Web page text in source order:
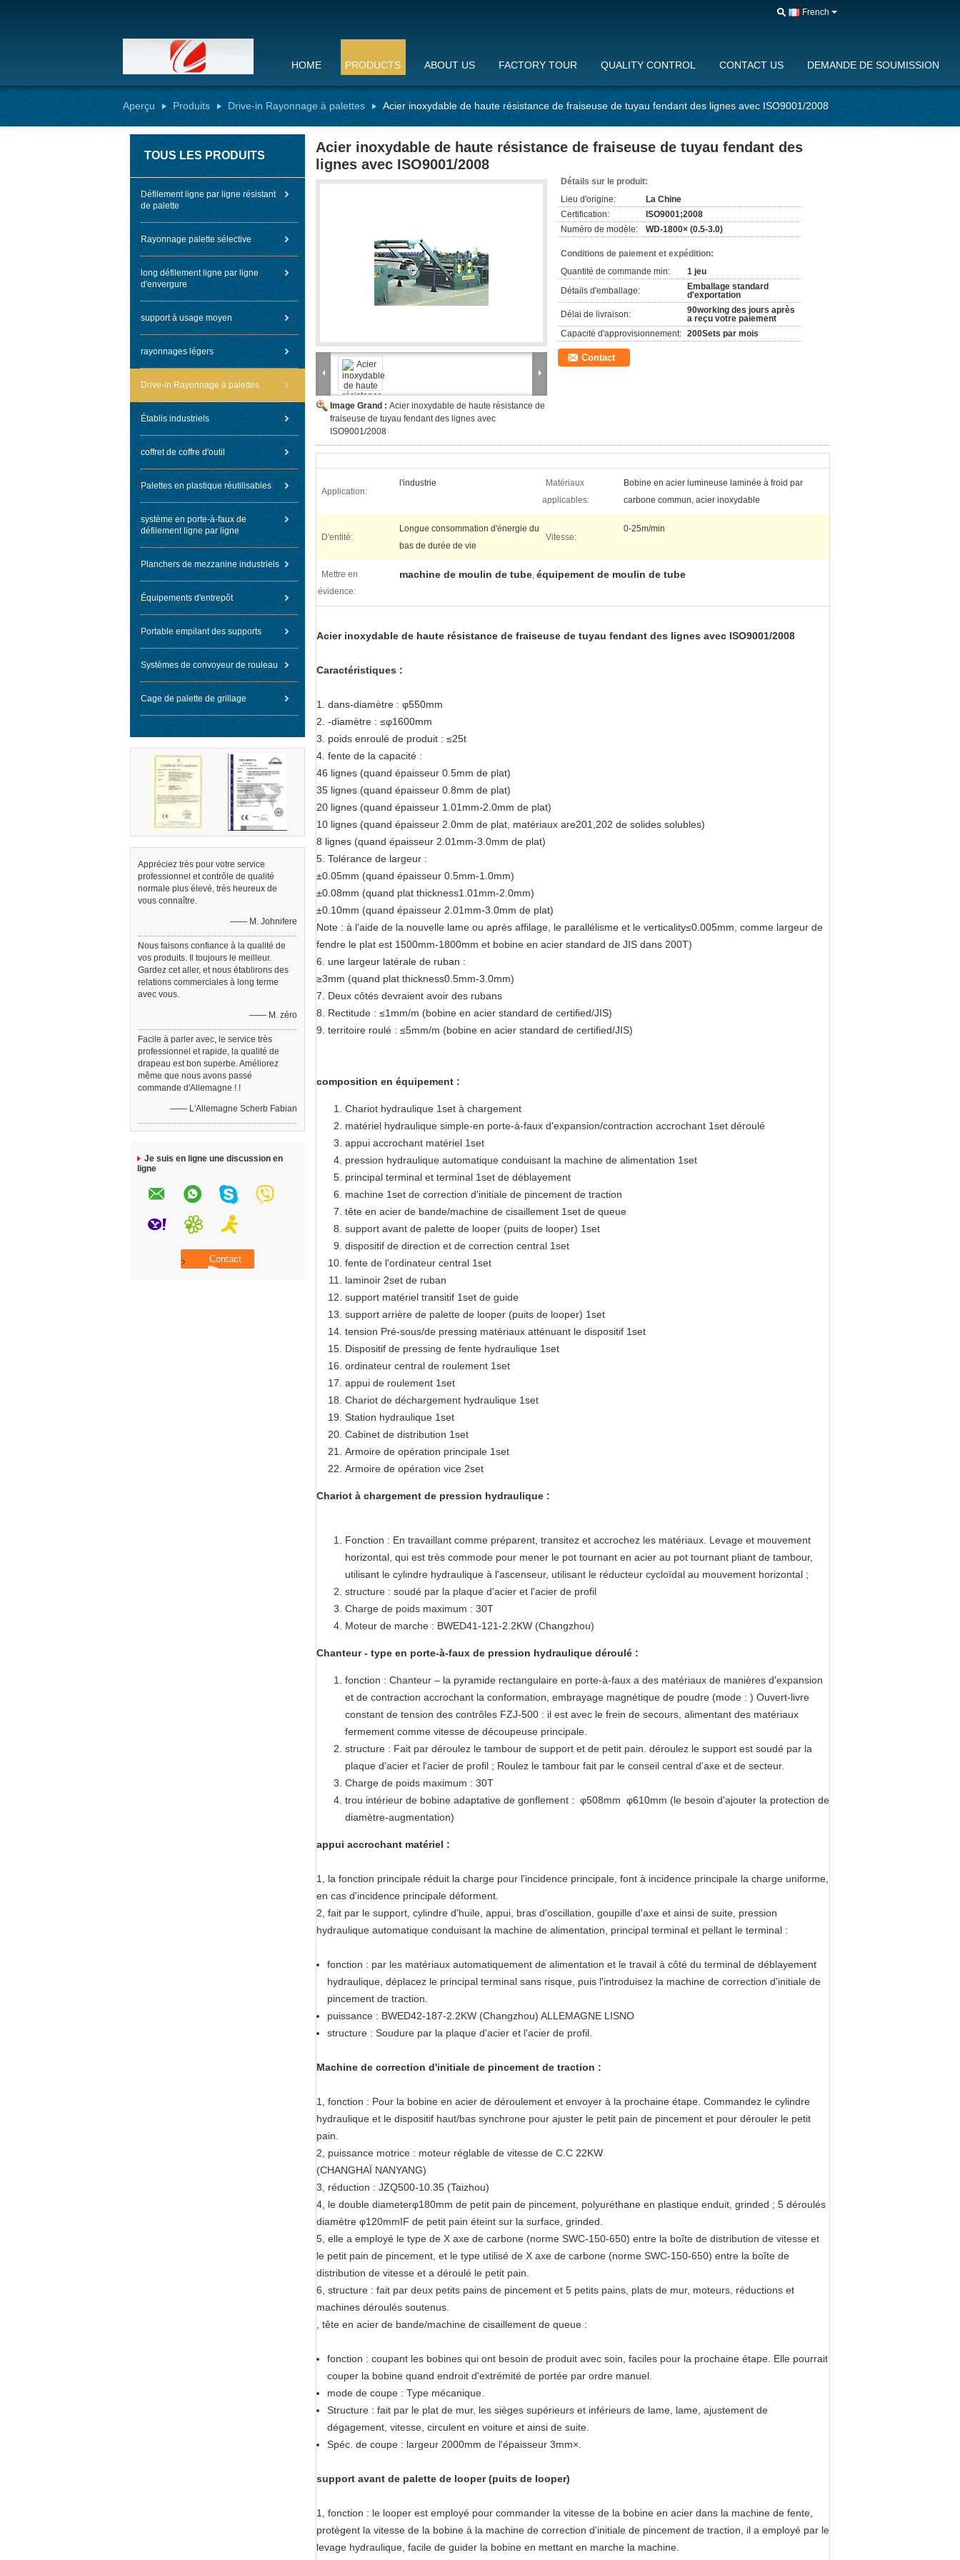
French
HOME PRODUCTS ABOUT US FACTORY TOUR QUALITY CONTROL CONTACT US DEMANDE DE SOUMISSION
Aperçu Produits Drive-in Rayonnage à palettes Acier inoxydable de haute résistance de fraiseuse de tuyau fendant des lignes avec ISO9001/2008
TOUS LES PRODUITS
Défilement ligne par ligne résistant
de palette
Rayonnage palette sélective
long défilement ligne par ligne
d'envergure
support à usage moyen
rayonnages légers
Drive-in Rayonnage à palettes
Établis industriels
coffret de coffre d'outil
Palettes en plastique réutilisables
système en porte-à-faux de
défilement ligne par ligne
Planchers de mezzanine industriels
Équipements d'entrepôt
Portable empilant des supports
Systèmes de convoyeur de rouleau
Cage de palette de grillage
Appréciez très pour votre service
professionnel et contrôle de qualité
normale plus élevé, très heureux de
vous connaître.
—— M. Johnifere
Nous faisons confiance à la qualité de
vos produits. Il toujours le meilleur.
Gardez cet aller, et nous établirons des
relations commerciales à long terme
avec vous.
—— M. zéro
Facile à parler avec, le service très
professionnel et rapide, la qualité de
drapeau est bon superbe. Améliorez
même que nous avons passé
commande d'Allemagne ! !
—— L'Allemagne Scherb Fabian
Je suis en ligne une discussion en
ligne
Acier inoxydable de haute résistance de fraiseuse de tuyau fendant des
lignes avec ISO9001/2008
Image Grand : Acier inoxydable de haute résistance de
fraiseuse de tuyau fendant des lignes avec
ISO9001/2008
Détails sur le produit:
Lieu d'origine:
La Chine
Certification:
ISO9001;2008
Numéro de modèle:
WD-1800× (0.5-3.0)
Conditions de paiement et expédition:
Quantité de commande min:
1 jeu
Détails d'emballage:
Emballage standard
d'exportation
Délai de livraison:
90working des jours après
a reçu votre paiement
Capacité d'approvisionnement: 200Sets par mois
Contact
Application:
l'industrie
Matériaux
applicables:
Bobine en acier lumineuse laminée à froid par
carbone commun, acier inoxydable
D'entité:
Longue consommation d'énergie du
bas de durée de vie
Vitesse:
0-25m/min
Mettre en
évidence:
machine de moulin de tube, équipement de moulin de tube
Acier inoxydable de haute résistance de fraiseuse de tuyau fendant des lignes avec ISO9001/2008
Caractéristiques :
1. dans-diamètre : φ550mm
2. -diamètre : ≤φ1600mm
3. poids enroulé de produit : ≤25t
4. fente de la capacité :
46 lignes (quand épaisseur 0.5mm de plat)
35 lignes (quand épaisseur 0.8mm de plat)
20 lignes (quand épaisseur 1.01mm-2.0mm de plat)
10 lignes (quand épaisseur 2.0mm de plat, matériaux are201,202 de solides solubles)
8 lignes (quand épaisseur 2.01mm-3.0mm de plat)
5. Tolérance de largeur :
±0.05mm (quand épaisseur 0.5mm-1.0mm)
±0.08mm (quand plat thickness1.01mm-2.0mm)
±0.10mm (quand épaisseur 2.01mm-3.0mm de plat)
Note : à l'aide de la nouvelle lame ou après affilage, le parallélisme et le verticality≤0.005mm, comme largeur de
fendre le plat est 1500mm-1800mm et bobine en acier standard de JIS dans 200T)
6. une largeur latérale de ruban :
≥3mm (quand plat thickness0.5mm-3.0mm)
7. Deux côtés devraient avoir des rubans
8. Rectitude : ≤1mm/m (bobine en acier standard de certified/JIS)
9. territoire roulé : ≤5mm/m (bobine en acier standard de certified/JIS)
composition en équipement :
Chariot hydraulique 1set à chargement
matériel hydraulique simple-en porte-à-faux d'expansion/contraction accrochant 1set déroulé
appui accrochant matériel 1set
pression hydraulique automatique conduisant la machine de alimentation 1set
principal terminal et terminal 1set de déblayement
machine 1set de correction d'initiale de pincement de traction
tête en acier de bande/machine de cisaillement 1set de queue
support avant de palette de looper (puits de looper) 1set
dispositif de direction et de correction central 1set
fente de l'ordinateur central 1set
laminoir 2set de ruban
support matériel transitif 1set de guide
support arrière de palette de looper (puits de looper) 1set
tension Pré-sous/de pressing matériaux atténuant le dispositif 1set
Dispositif de pressing de fente hydraulique 1set
ordinateur central de roulement 1set
appui de roulement 1set
Chariot de déchargement hydraulique 1set
Station hydraulique 1set
Cabinet de distribution 1set
Armoire de opération principale 1set
Armoire de opération vice 2set
Chariot à chargement de pression hydraulique :
Fonction : En travaillant comme préparent, transitez et accrochez les matériaux. Levage et mouvement
horizontal, qui est très commode pour mener le pot tournant en acier au pot tournant pliant de tambour,
utilisant le cylindre hydraulique à l'ascenseur, utilisant le réducteur cycloïdal au mouvement horizontal ;
structure : soudé par la plaque d'acier et l'acier de profil
Charge de poids maximum : 30T
Moteur de marche : BWED41-121-2.2KW (Changzhou)
Chanteur - type en porte-à-faux de pression hydraulique déroulé :
fonction : Chanteur – la pyramide rectangulaire en porte-à-faux a des matériaux de manières d'expansion
et de contraction accrochant la conformation, embrayage magnétique de poudre (mode : ) Ouvert-livre
constant de tension des contrôles FZJ-500 : il est avec le frein de secours, alimentant des matériaux
fermement comme vitesse de découpeuse principale.
structure : Fait par déroulez le tambour de support et de petit pain. déroulez le support est soudé par la
plaque d'acier et l'acier de profil ; Roulez le tambour fait par le conseil central d'axe et de secteur.
Charge de poids maximum : 30T
trou intérieur de bobine adaptative de gonflement : φ508mm φ610mm (le besoin d'ajouter la protection de
diamètre-augmentation)
appui accrochant matériel :
1, la fonction principale réduit la charge pour l'incidence principale, font à incidence principale la charge uniforme,
en cas d'incidence principale déforment.
2, fait par le support, cylindre d'huile, appui, bras d'oscillation, goupille d'axe et ainsi de suite, pression
hydraulique automatique conduisant la machine de alimentation, principal terminal et pellant le terminal :
fonction : par les matériaux automatiquement de alimentation et le travail à côté du terminal de déblayement
hydraulique, déplacez le principal terminal sans risque, puis l'introduisez la machine de correction d'initiale de
pincement de traction.
puissance : BWED42-187-2.2KW (Changzhou) ALLEMAGNE LISNO
structure : Soudure par la plaque d'acier et l'acier de profil.
Machine de correction d'initiale de pincement de traction :
1, fonction : Pour la bobine en acier de déroulement et envoyer à la prochaine étape. Commandez le cylindre
hydraulique et le dispositif haut/bas synchrone pour ajuster le petit pain de pincement et pour dérouler le petit
pain.
2, puissance motrice : moteur réglable de vitesse de C.C 22KW
(CHANGHAÏ NANYANG)
3, réduction : JZQ500-10.35 (Taizhou)
4, le double diameterφ180mm de petit pain de pincement, polyuréthane en plastique enduit, grinded ; 5 déroulés
diamètre φ120mmIF de petit pain éteint sur la surface, grinded.
5, elle a employé le type de X axe de carbone (norme SWC-150-650) entre la boîte de distribution de vitesse et
le petit pain de pincement, et le type utilisé de X axe de carbone (norme SWC-150-650) entre la boîte de
distribution de vitesse et a déroulé le petit pain.
6, structure : fait par deux petits pains de pincement et 5 petits pains, plats de mur, moteurs, réductions et
machines déroulés soutenus.
, tête en acier de bande/machine de cisaillement de queue :
fonction : coupant les bobines qui ont besoin de produit avec soin, faciles pour la prochaine étape. Elle pourrait
couper la bobine quand endroit d'extrémité de portée par ordre manuel.
mode de coupe : Type mécanique.
Structure : fait par le plat de mur, les sièges supérieurs et inférieurs de lame, lame, ajustement de
dégagement, vitesse, circulent en voiture et ainsi de suite.
Spéc. de coupe : largeur 2000mm de l'épaisseur 3mm×.
support avant de palette de looper (puits de looper)
1, fonction : le looper est employé pour commander la vitesse de la bobine en acier dans la machine de fente,
protègent la vitesse de la bobine à la machine de correction d'initiale de pincement de traction, il a employé par le
levage hydraulique, facile de guider la bobine en mettant en marche la machine.